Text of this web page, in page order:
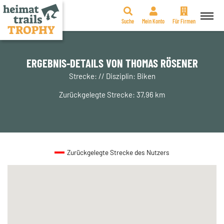
Zum
springen
Suche Mein Konto Für Firmen
ERGEBNIS-DETAILS VON THOMAS RÖSENER
Strecke: // Disziplin: Biken
Zurückgelegte Strecke: 37,96 km
Zurückgelegte Strecke des Nutzers